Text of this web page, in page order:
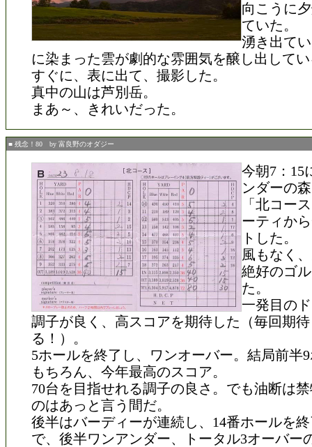
向こうに
ていた。
湧き出て
に染まった雲が劇的な雰囲気を醸し出して
すぐに、表に出て、撮影した。
真中の山は芦別岳。
まあ～、きれいだった。
■ 残念！80 by 富良野のオダジー
今朝7：15
ンダーの
「北コー
ーティか
トした。
風もなく
絶好のゴ
た。
一発目の
調子が良く、高スコアを期待した（毎回期
る！）。
5ホールを終了し、ワンオーバー。結局前半
もちろん、今年最高のスコア。
70台を目指せれる調子の良さ。でも油断は
のはあっと言う間だ。
後半はバーディーが連続し、14番ホールを
で、後半ワンアンダー、トータル3オーバー